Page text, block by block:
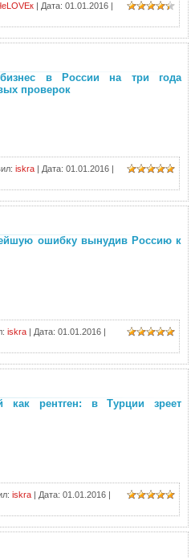
| Дата: 01.01.2016 |
в России на три года
проверок
iskra | Дата: 01.01.2016 |
ошибку вынудив Россию к
iskra| Дата: 01.01.2016 |
как рентген: в Турции зреет
iskra| Дата: 01.01.2016 |